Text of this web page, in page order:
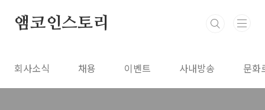
앰코인스토리
회사소식 채용 이벤트 사내방송 문화